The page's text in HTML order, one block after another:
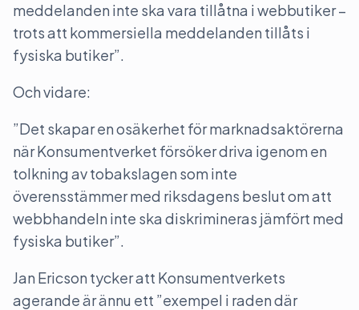
meddelanden inte ska vara tillåtna i webbutiker –
trots att kommersiella meddelanden tillåts i
fysiska butiker”.
Och vidare:
”Det skapar en osäkerhet för marknadsaktörerna
när Konsumentverket försöker driva igenom en
tolkning av tobakslagen som inte
överensstämmer med riksdagens beslut om att
webbhandeln inte ska diskrimineras jämfört med
fysiska butiker”.
Jan Ericson tycker att Konsumentverkets
agerande är ännu ett ”exempel i raden där